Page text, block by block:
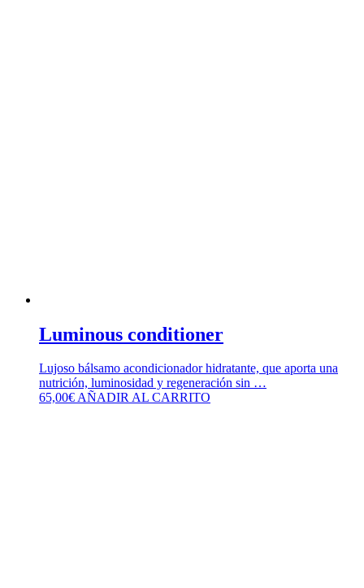
Luminous conditioner
Lujoso bálsamo acondicionador hidratante, que aporta una
nutrición, luminosidad y regeneración sin …
65,00€AÑADIR AL CARRITO